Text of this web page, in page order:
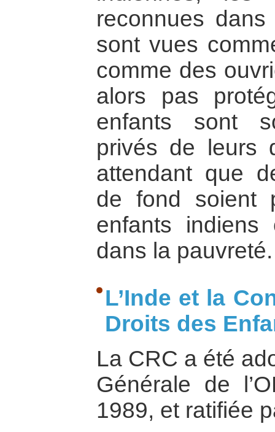
reconnues
sont vues
comme des
alors pas
enfants sont
privés de leurs
attendant que
de fond soient
enfants indiens
dans la pauvreté.
L’Inde et la
Droits des
La CRC a été
Générale de
1989, et ratifiée